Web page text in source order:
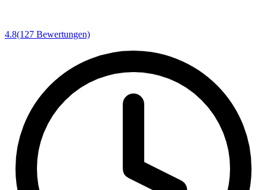
4.8(127 Bewertungen)